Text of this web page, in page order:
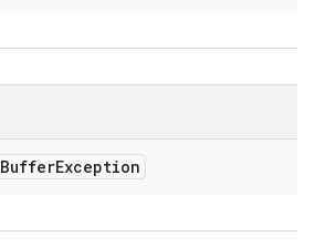
BufferException